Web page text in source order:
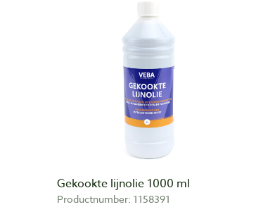
Gekookte lijnolie 1000 ml
Productnumber: 1158391